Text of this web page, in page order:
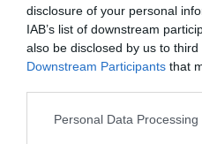
disclosure of your personal
IAB’s list of downstream
also be disclosed by us to
Downstream Participants that
Personal Data
Kit
Noches
Noticias y
Para